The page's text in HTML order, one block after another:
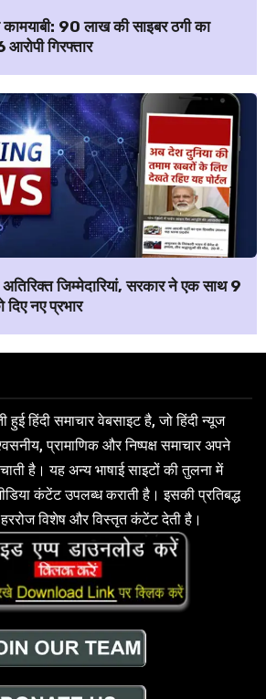
₹90 लाख की साइबर ठगी का
गिरफ्तार
जिम्मेदारियां, सरकार ने एक साथ 9
नए प्रभार
हिंदी समाचार वेबसाइट है, जो हिंदी न्यूज
प्रामाणिक और निष्पक्ष समाचार अपने
है। यह अन्य भाषाई साइटों की तुलना में
कंटेंट उपलब्ध कराती है। इसकी प्रतिबद्ध
विशेष और विस्तृत कंटेंट देती है।